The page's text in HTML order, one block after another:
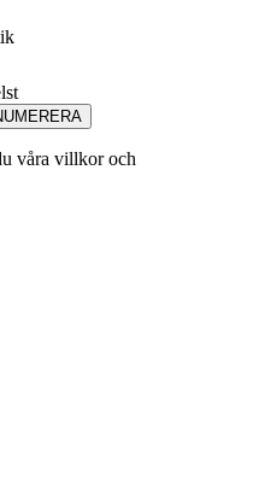
våra villkor och